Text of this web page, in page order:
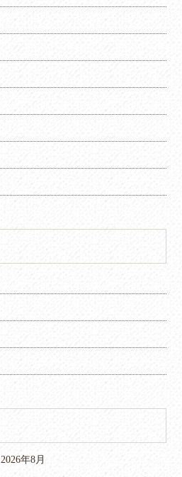
2026年8月